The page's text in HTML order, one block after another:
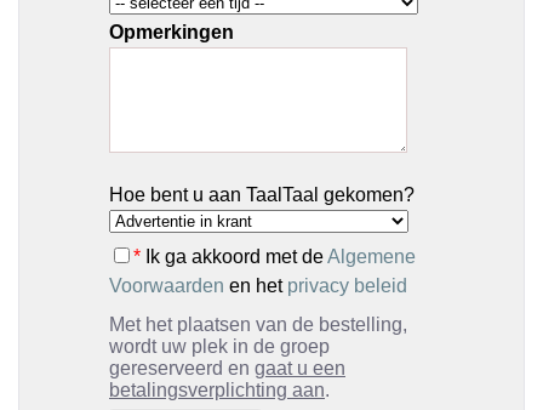
Opmerkingen
Hoe bent u aan TaalTaal gekomen?
* Ik ga akkoord met deAlgemene
Voorwaarden en het privacy beleid
Met het plaatsen van de bestelling,
wordt uw plek in de groep
gereserveerd en gaat u een
betalingsverplichting aan.